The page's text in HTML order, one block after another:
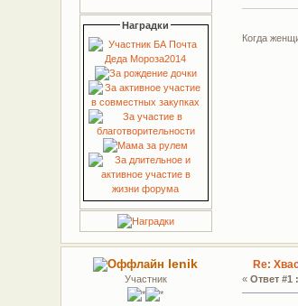
Наградки
Когда
lenik
Участник
Re:
« Ответ #1 :